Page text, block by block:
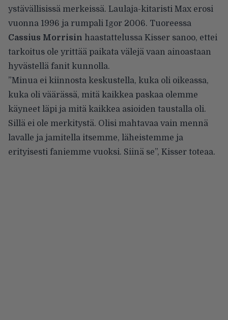
ystävällisissä merkeissä. Laulaja-kitaristi Max erosi
vuonna 1996 ja rumpali Igor 2006. Tuoreessa
Cassius Morrisin haastattelussa Kisser sanoo, ettei
tarkoitus ole yrittää paikata välejä vaan ainoastaan
hyvästellä fanit kunnolla.
”Minua ei kiinnosta keskustella, kuka oli oikeassa,
kuka oli väärässä, mitä kaikkea paskaa olemme
käyneet läpi ja mitä kaikkea asioiden taustalla oli.
Sillä ei ole merkitystä. Olisi mahtavaa vain mennä
lavalle ja jamitella itsemme, läheistemme ja
erityisesti faniemme vuoksi. Siinä se”, Kisser toteaa.